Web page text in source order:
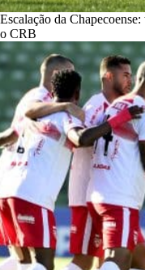
Escalação da
o CRB